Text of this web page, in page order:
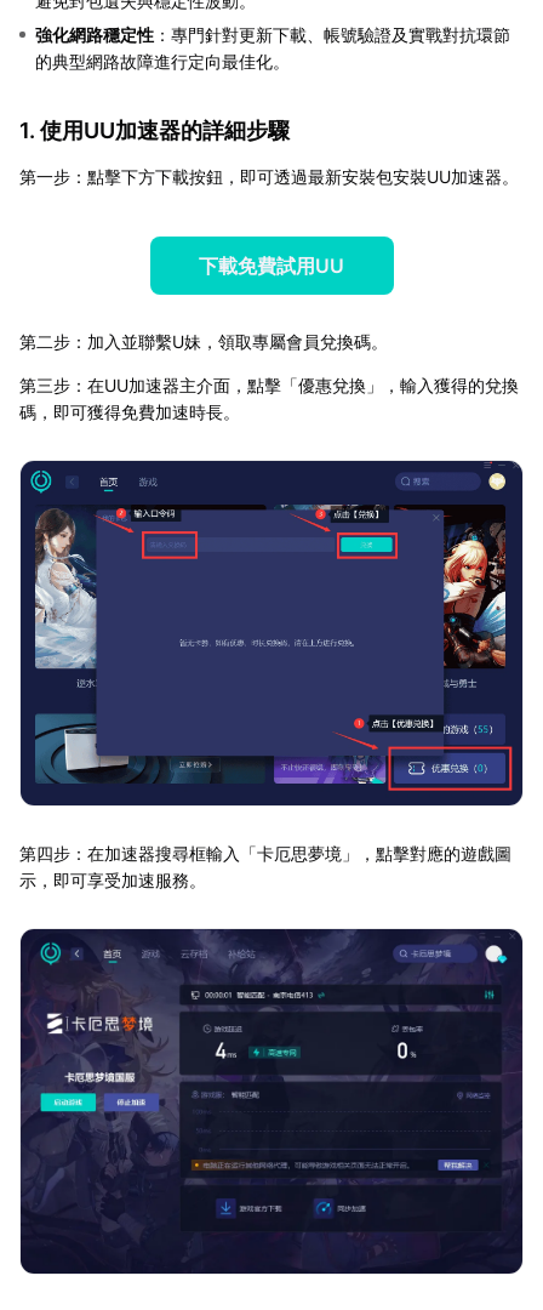
強化網路穩定性 ：專門針對更新下載、帳號驗證及實戰對抗環節
的典型網路故障進行定向最佳化。
1. 使用UU加速器的詳細步驟
第一步：點擊下方下載按鈕，即可透過最新安裝包安裝UU加速器。
下載免費試用UU
第二步：加入並聯繫U妹，領取專屬會員兌換碼。
第三步：在UU加速器主介面，點擊「優惠兌換」，輸入獲得的兌換
碼，即可獲得免費加速時長。
第四步：在加速器搜尋框輸入「卡厄思夢境」，點擊對應的遊戲圖
示，即可享受加速服務。